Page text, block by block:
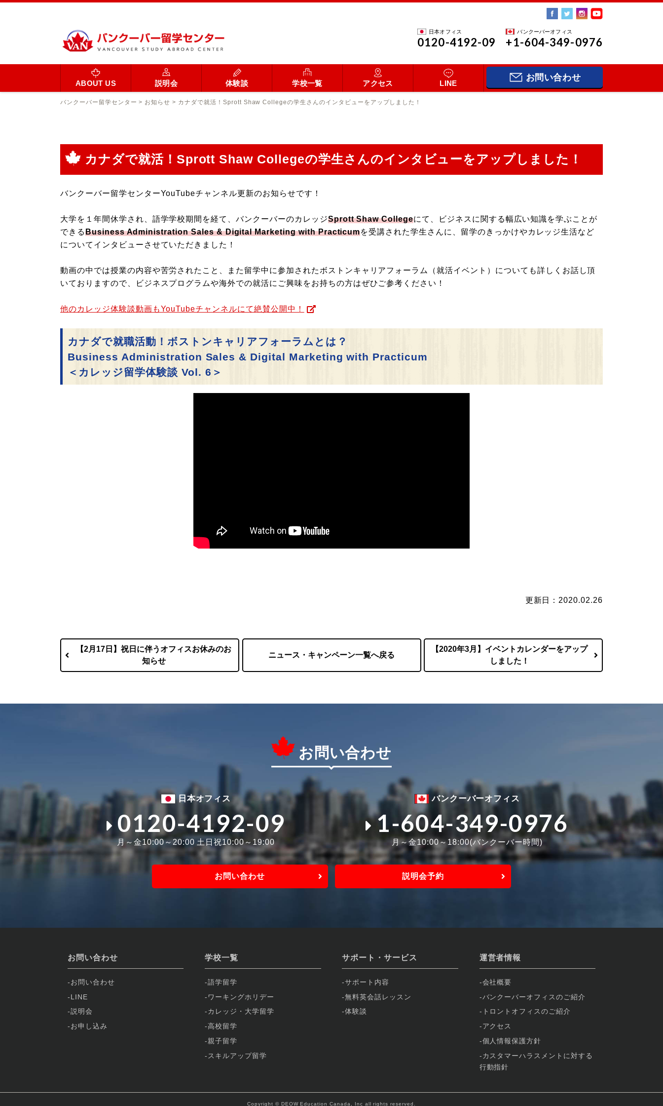
日本オフィス
0120-4192-09
バンクーバーオフィス
+1-604-349-0976
ABOUT US 説明会 体験談 学校一覧 アクセス LINE
お問い合わせ
バンクーバー留学センター > お知らせ > カナダで就活！Sprott Shaw Collegeの学生さんのインタビューをアップしました！
カナダで就活！Sprott Shaw Collegeの学生さんのインタビューをアップしました！
バンクーバー留学センターYouTubeチャンネル更新のお知らせです！
大学を１年間休学され、語学学校期間を経て、バンクーバーのカレッジSprott Shaw Collegeにて、ビジネスに関する幅広い知識を学ぶことが
できるBusiness Administration Sales & Digital Marketing with Practicumを受講された学生さんに、留学のきっかけやカレッジ生活など
についてインタビューさせていただきました！
動画の中では授業の内容や苦労されたこと、また留学中に参加されたボストンキャリアフォーラム（就活イベント）についても詳しくお話し頂
いておりますので、ビジネスプログラムや海外での就活にご興味をお持ちの方はぜひご参考ください！
他のカレッジ体験談動画もYouTubeチャンネルにて絶賛公開中！
カナダで就職活動！ボストンキャリアフォーラムとは？
Business Administration Sales & Digital Marketing with Practicum
＜カレッジ留学体験談 Vol. 6＞
更新日：2020.02.26
【2月17日】祝日に伴うオフィスお休みのお
知らせ
ニュース・キャンペーン一覧へ戻る
【2020年3月】イベントカレンダーをアップ
しました！
お問い合わせ
日本オフィス
0120-4192-09
月～金10:00～20:00 土日祝10:00～19:00
バンクーバーオフィス
1-604-349-0976
月～金10:00～18:00(バンクーバー時間)
お問い合わせ 説明会予約
お問い合わせ
お問い合わせ
LINE
説明会
お申し込み
学校一覧
語学留学
ワーキングホリデー
カレッジ・大学留学
高校留学
親子留学
スキルアップ留学
サポート・サービス
サポート内容
無料英会話レッスン
体験談
運営者情報
会社概要
バンクーバーオフィスのご紹介
トロントオフィスのご紹介
アクセス
個人情報保護方針
カスタマーハラスメントに対する
行動指針
Copyright © DEOW Education Canada, Inc all rights reserved.